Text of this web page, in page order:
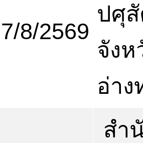
7/8/2569
ปศุ
จังห
อ่าง
สำ